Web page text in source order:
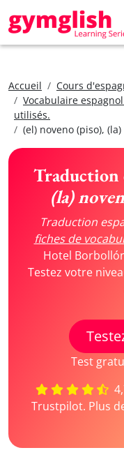
Accueil
Cours
Vocabulaire
utilisés.
(el) noveno (piso),
Traduction
(la)
Traduction
fiches de
Hotel
Testez votre
Test
Trustpilot. Plus